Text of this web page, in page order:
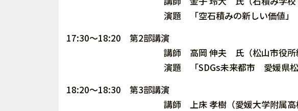
演題 「空石積みの新しい価値」
17:30～18:20 第2部講演
講師 高岡 伸夫 氏（松山市役所総合政策
演題 「SDGs未来都市 愛媛県松山市
18:20～18:30 第3部講演
講師 上床 孝樹（愛媛大学附属高校